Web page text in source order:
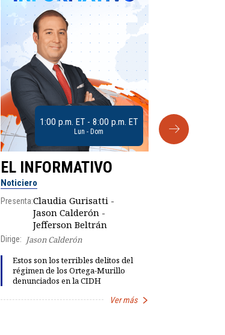
1:00 p.m. ET - 8:00 p.m. ET
Lun - Dom
EL INFORMATIVO
Noticiero
Presenta:Claudia Gurisatti -
Jason Calderón -
Jefferson Beltrán
Dirige:
Jason Calderón
Estos son los terribles delitos del
régimen de los Ortega-Murillo
denunciados en la CIDH
Ver más